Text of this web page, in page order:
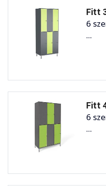
Fitt
6
...
Fitt
6
...